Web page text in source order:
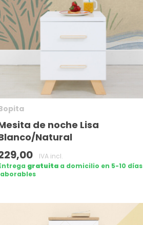
de noche Lisa
Natural
IVA incl.
gratuitaa domicilio en 5-10 días